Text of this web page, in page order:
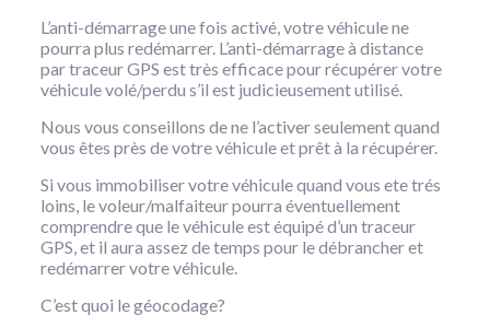
L’anti-démarrage une fois activé, votre véhicule ne
pourra plus redémarrer. L’anti-démarrage à distance
par traceur GPS est très efficace pour récupérer votre
véhicule volé/perdu s’il est judicieusement utilisé.
Nous vous conseillons de ne l’activer seulement quand
vous êtes près de votre véhicule et prêt à la récupérer.
Si vous immobiliser votre véhicule quand vous ete trés
loins, le voleur/malfaiteur pourra éventuellement
comprendre que le véhicule est équipé d’un traceur
GPS, et il aura assez de temps pour le débrancher et
redémarrer votre véhicule.
C’est quoi le géocodage?